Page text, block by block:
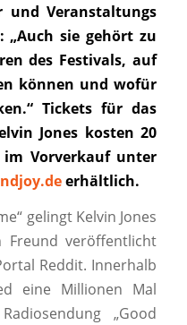
und Veranstaltungs
„Auch sie gehört zu
des Festivals, auf
können und wofür
Tickets für das
Jones kosten 20
Vorverkauf unter
erhältlich.
gelingt Kelvin Jones
Freund veröffentlicht
Reddit. Innerhalb
eine Millionen Mal
„Good